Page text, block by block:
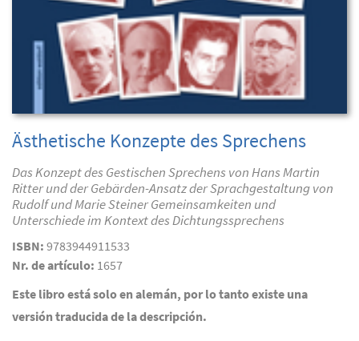
Ästhetische Konzepte des Sprechens
Das Konzept des Gestischen Sprechens von Hans Martin
Ritter und der Gebärden-Ansatz der Sprachgestaltung von
Rudolf und Marie Steiner Gemeinsamkeiten und
Unterschiede im Kontext des Dichtungssprechens
ISBN: 9783944911533
Nr. de artículo: 1657
Este libro está solo en alemán, por lo tanto existe una
versión traducida de la descripción.